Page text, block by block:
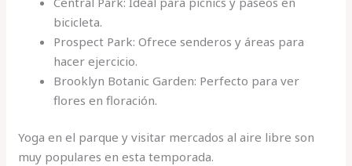
bicicleta.
Prospect Park: Ofrece senderos y áreas para
hacer ejercicio.
Brooklyn Botanic Garden: Perfecto para ver
flores en floración.
Yoga en el parque y visitar mercados al aire libre son
muy populares en esta temporada.